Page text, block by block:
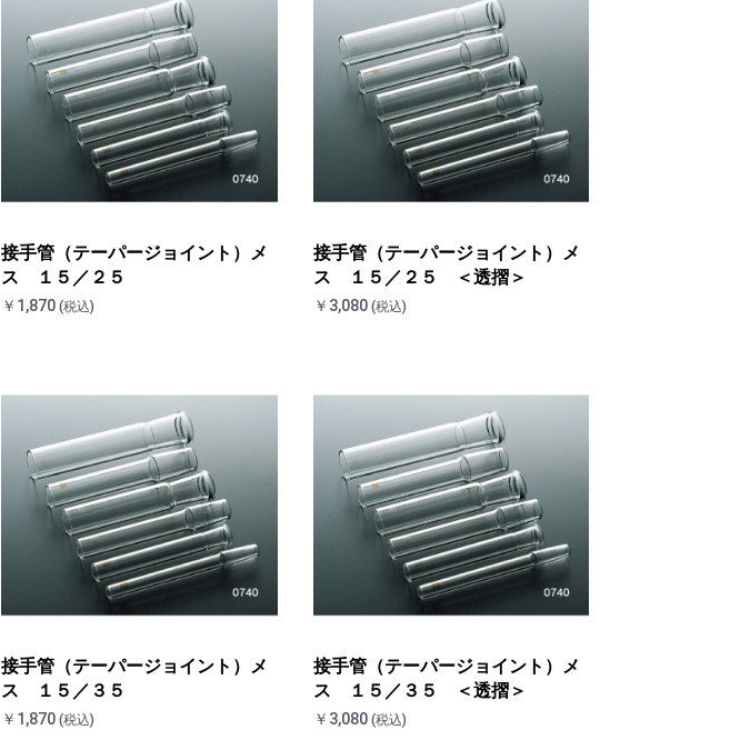
接手管（テーパージョイント）メ
ス １５／２５
￥1,870 (税込)
接手管（テーパージョイント）メ
ス １５／２５ ＜透摺＞
￥3,080 (税込)
接手管（テーパージョイント）メ
ス １５／３５
￥1,870 (税込)
接手管（テーパージョイント）メ
ス １５／３５ ＜透摺＞
￥3,080 (税込)